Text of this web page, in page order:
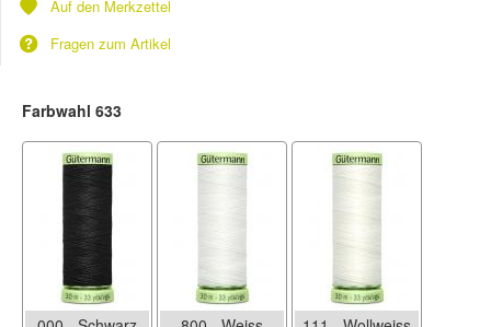
Auf den Merkzettel
Fragen zum Artikel
Farbwahl 633